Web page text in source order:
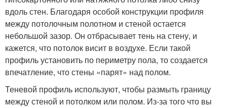
вдоль стен. Благодаря особой конструкции профиля
между потолочным полотном и стеной остается
небольшой зазор. Он отбрасывает тень на стену, и
кажется, что потолок висит в воздухе. Если такой
профиль установить по периметру пола, то создается
впечатление, что стены «парят» над полом.
Теневой профиль используют, чтобы размыть границу
между стеной и потолком или полом. Из-за того что вы